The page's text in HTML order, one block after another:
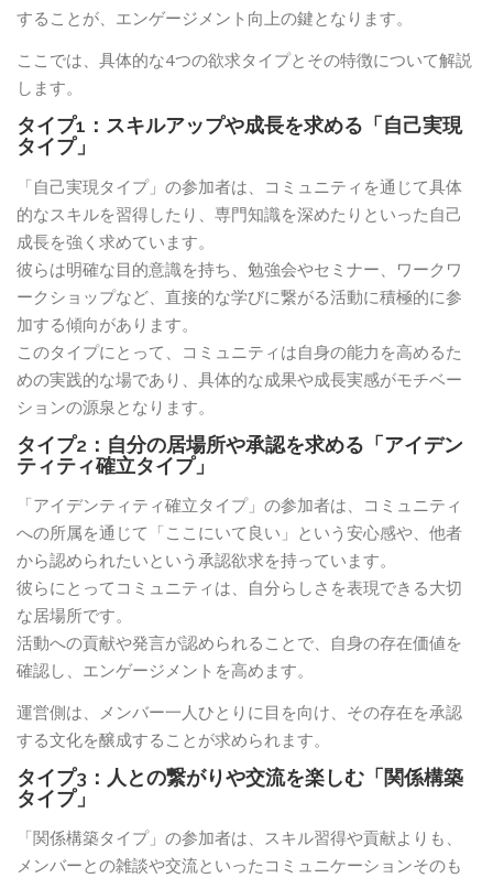
することが、エンゲージメント向上の鍵となります。
ここでは、具体的な4つの欲求タイプとその特徴について解説
します。
タイプ1：スキルアップや成長を求める「自己実現
タイプ」
「自己実現タイプ」の参加者は、コミュニティを通じて具体
的なスキルを習得したり、専門知識を深めたりといった自己
成長を強く求めています。
彼らは明確な目的意識を持ち、勉強会やセミナー、ワークワ
ークショップなど、直接的な学びに繋がる活動に積極的に参
加する傾向があります。
このタイプにとって、コミュニティは自身の能力を高めるた
めの実践的な場であり、具体的な成果や成長実感がモチベー
ションの源泉となります。
タイプ2：自分の居場所や承認を求める「アイデン
ティティ確立タイプ」
「アイデンティティ確立タイプ」の参加者は、コミュニティ
への所属を通じて「ここにいて良い」という安心感や、他者
から認められたいという承認欲求を持っています。
彼らにとってコミュニティは、自分らしさを表現できる大切
な居場所です。
活動への貢献や発言が認められることで、自身の存在価値を
確認し、エンゲージメントを高めます。
運営側は、メンバー一人ひとりに目を向け、その存在を承認
する文化を醸成することが求められます。
タイプ3：人との繋がりや交流を楽しむ「関係構築
タイプ」
「関係構築タイプ」の参加者は、スキル習得や貢献よりも、
メンバーとの雑談や交流といったコミュニケーションそのも